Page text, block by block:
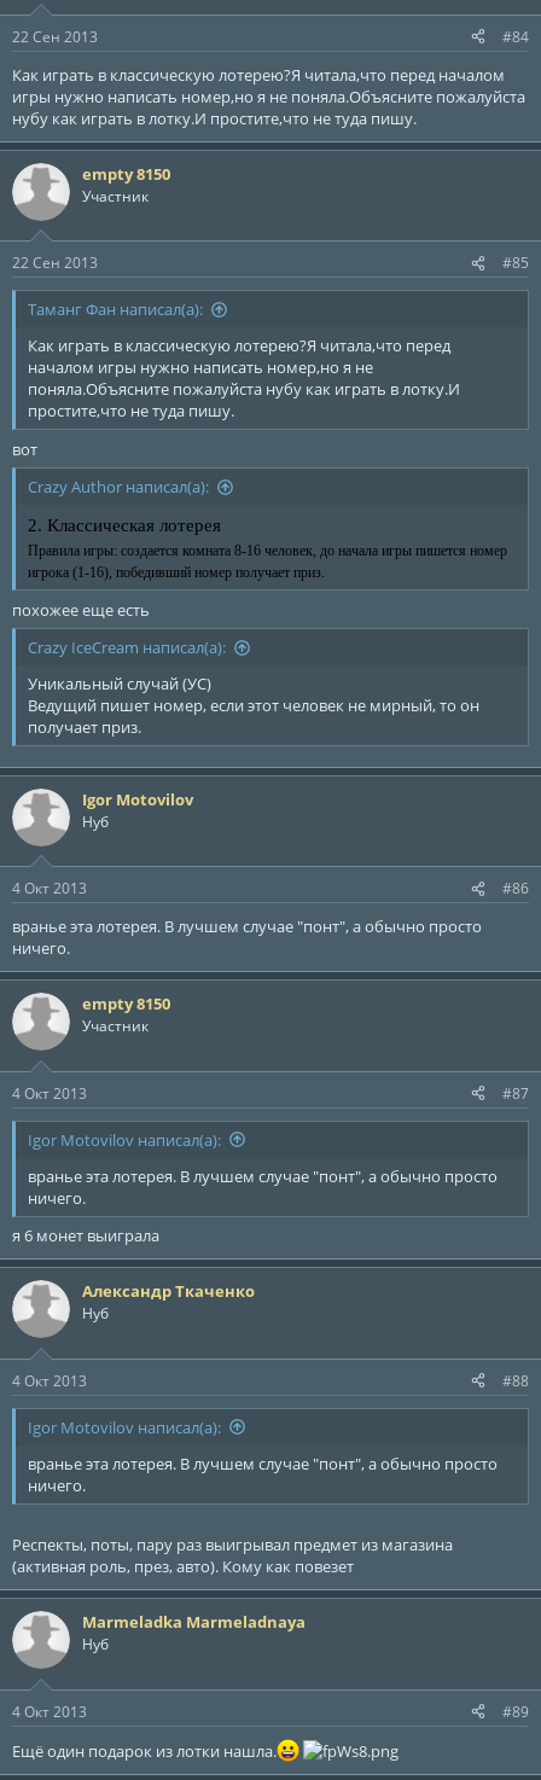
:
22 Сен 2013 #84
Как играть в классическую лотерею?Я читала,что перед началом
игры нужно написать номер,но я не поняла.Объясните пожалуйста
нубу как играть в лотку.И простите,что не туда пишу.
empty 8150
Участник
22 Сен 2013 #85
Таманг Фан написал(а):
Как играть в классическую лотерею?Я читала,что перед
началом игры нужно написать номер,но я не
поняла.Объясните пожалуйста нубу как играть в лотку.И
простите,что не туда пишу.
вот
Crazy Author написал(а):
2. Классическая лотерея
Правила игры: создается комната 8-16 человек, до начала игры пишется номер
игрока (1-16), победивший номер получает приз.
похожее еще есть
Crazy IceCream написал(а):
Уникальный случай (УС)
Ведущий пишет номер, если этот человек не мирный, то он
получает приз.
Igor Motovilov
Нуб
4 Окт 2013 #86
вранье эта лотерея. В лучшем случае "понт", а обычно просто
ничего.
empty 8150
Участник
4 Окт 2013 #87
Igor Motovilov написал(а):
вранье эта лотерея. В лучшем случае "понт", а обычно просто
ничего.
я 6 монет выиграла
Александр Ткаченко
Нуб
4 Окт 2013 #88
Igor Motovilov написал(а):
вранье эта лотерея. В лучшем случае "понт", а обычно просто
ничего.
Респекты, поты, пару раз выигрывал предмет из магазина
(активная роль, през, авто). Кому как повезет
Marmeladka Marmeladnaya
Нуб
4 Окт 2013 #89
Ещё один подарок из лотки нашла.